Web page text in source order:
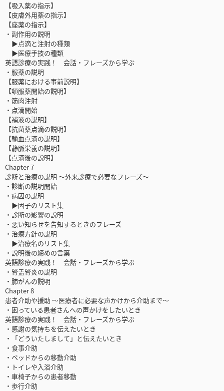
【吸入薬の指示】
【皮膚外用薬の指示】
【座薬の指示】
・副作用の説明
▶点滴と注射の種類
▶医療手技の種類
英語診療の実践！ 会話・フレーズから学ぶ
・服薬の説明
【服薬における事前説明】
【頓服薬開始の説明】
・筋肉注射
・点滴開始
【補液の説明】
【抗菌薬点滴の説明】
【輸血点滴の説明】
【静脈栄養の説明】
【点滴後の説明】
Chapter 7
診断と治療の説明 ～外来診療で必要なフレーズ～
・診断の説明開始
・病因の説明
▶因子のリスト集
・診断の影響の説明
・悪い知らせを告知するときのフレーズ
・治療方針の説明
▶治療名のリスト集
・説明後の締めの言葉
英語診療の実践！ 会話・フレーズから学ぶ
・腎盂腎炎の説明
・肺がんの説明
Chapter 8
患者介助や援助 ～医療者に必要な声かけから介助まで～
・困っている患者さんへの声かけをしたいとき
英語診療の実践！ 会話・フレーズから学ぶ
・感謝の気持ちを伝えたいとき
・「どういたしまして」と伝えたいとき
・食事介助
・ベッドからの移動介助
・トイレや入浴介助
・車椅子からの患者移動
・歩行介助